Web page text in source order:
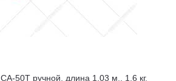
50T ручной, длина 1,03 м., 1,6 кг.